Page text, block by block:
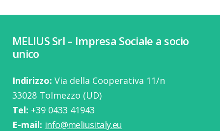
MELIUS Srl – Impresa Sociale a socio
unico
Indirizzo: Via della Cooperativa 11/n
33028 Tolmezzo (UD)
Tel: ‭+39 0433 41943
E-mail: info@meliusitaly.eu